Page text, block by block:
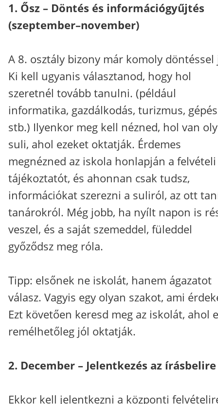
1. Ősz – Döntés és információgyűjtés
(szeptember–november)
A 8. osztály bizony már komoly döntéssel
Ki kell ugyanis választanod, hogy hol
szeretnél tovább tanulni. (például
informatika, gazdálkodás, turizmus,
stb.) Ilyenkor meg kell nézned, hol van
suli, ahol ezeket oktatják. Érdemes
megnézned az iskola honlapján a felvételi
tájékoztatót, és ahonnan csak tudsz,
információkat szerezni a suliról, az ott
tanárokról. Még jobb, ha nyílt napon is
veszel, és a saját szemeddel, füleddel
győződsz meg róla.
Tipp: elsőnek ne iskolát, hanem ágazatot
válasz. Vagyis egy olyan szakot, ami
Ezt követően keresd meg az iskolát, ahol
remélhetőleg jól oktatják.
2. December – Jelentkezés az írásbelire
Ekkor kell jelentkezni a központi